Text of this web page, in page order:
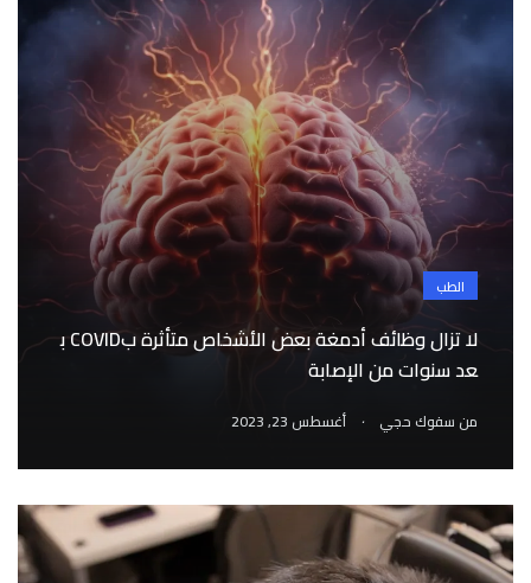
الطب
لا تزال وظائف أدمغة بعض الأشخاص متأثرة بCOVID ب
عد سنوات من الإصابة
من سفوك حجي . أغسطس 23, 2023